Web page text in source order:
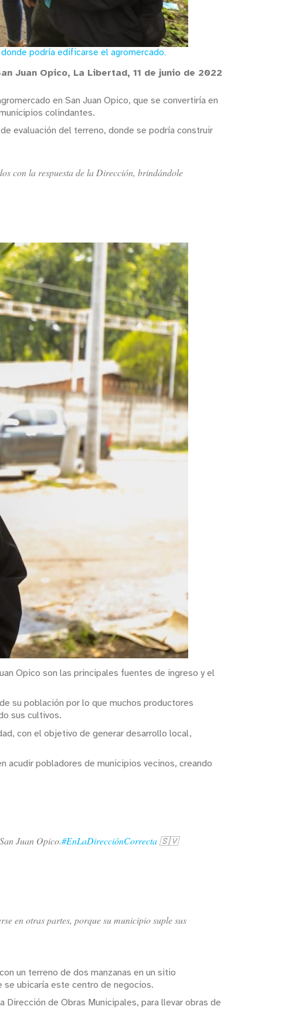
podría edificarse el agromercado.
Juan Opico, La Libertad, 11 de junio de 2022
en San Juan Opico, que se convertiría en
colindantes.
evaluación del terreno, donde se podría construir
con la respuesta de la Dirección, brindándole
Opico son las principales fuentes de ingreso y el
su población por lo que muchos productores
sus cultivos.
con el objetivo de generar desarrollo local,
pobladores de municipios vecinos, creando
Juan Opico.#EnLaDirecciónCorrecta🇸🇻
en otras partes, porque su municipio suple sus
un terreno de dos manzanas en un sitio
ubicaría este centro de negocios.
de Obras Municipales, para llevar obras de